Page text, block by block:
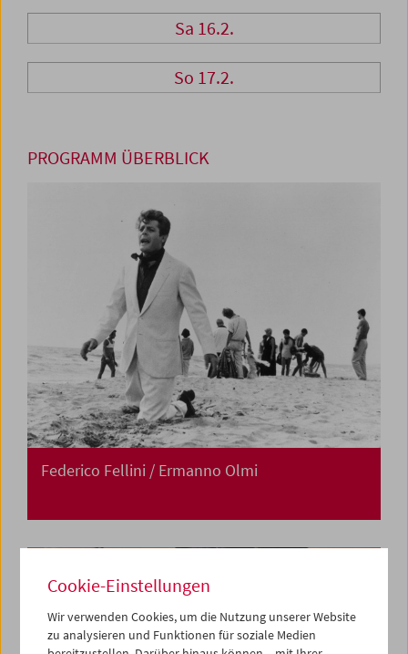
Sa 16.2.
So 17.2.
PROGRAMM ÜBERBLICK
Federico Fellini / Ermanno Olmi
Cookie-Einstellungen
Wir verwenden Cookies, um die Nutzung unserer Website
zu analysieren und Funktionen für soziale Medien